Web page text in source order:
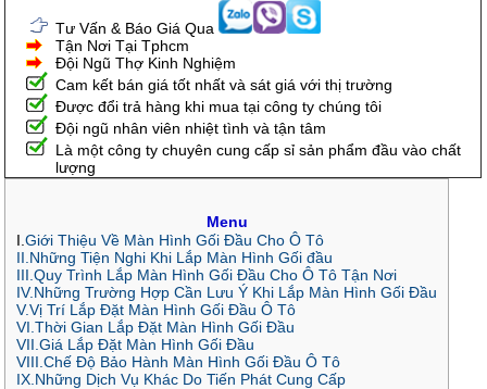
Tư Vấn & Báo Giá Qua
Tận Nơi Tại Tphcm
Đội Ngũ Thợ Kinh Nghiệm
Cam kết bán giá tốt nhất và sát giá với thị trường
Được đổi trả hàng khi mua tại công ty chúng tôi
Đội ngũ nhân viên nhiệt tình và tận tâm
Là một công ty chuyên cung cấp sỉ sản phẩm đầu vào chất
lượng
Menu
I.Giới Thiệu Về Màn Hình Gối Đầu Cho Ô Tô
II.Những Tiện Nghi Khi Lắp Màn Hình Gối đầu
III.Quy Trình Lắp Màn Hình Gối Đầu Cho Ô Tô Tận Nơi
IV.Những Trường Hợp Cần Lưu Ý Khi Lắp Màn Hình Gối Đầu
V.Vị Trí Lắp Đặt Màn Hình Gối Đầu Ô Tô
VI.Thời Gian Lắp Đặt Màn Hình Gối Đầu
VII.Giá Lắp Đặt Màn Hình Gối Đầu
VIII.Chế Độ Bảo Hành Màn Hình Gối Đầu Ô Tô
IX.Những Dịch Vụ Khác Do Tiến Phát Cung Cấp